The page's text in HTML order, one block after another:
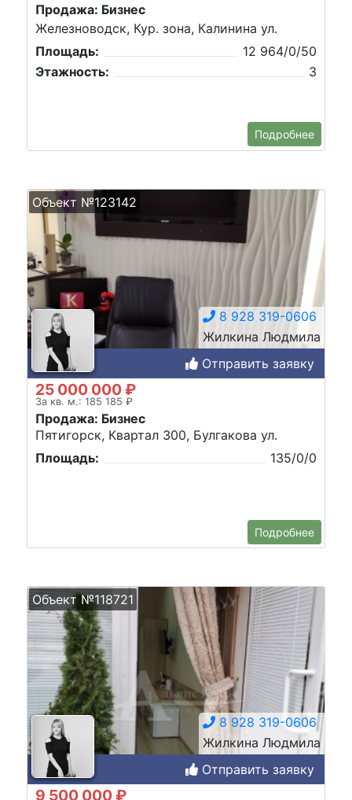
Продажа: Бизнес
Железноводск, Кур. зона, Калинина ул.
Площадь:
12 964/0/50
Этажность:
3
Подробнее
Объект №123142
8 928 319-0606
Жилкина Людмила
Отправить заявку
25 000 000 ₽
За кв. м.: 185 185 ₽
Продажа: Бизнес
Пятигорск, Квартал 300, Булгакова ул.
Площадь:
135/0/0
Подробнее
Объект №118721
8 928 319-0606
Жилкина Людмила
Отправить заявку
9 500 000 ₽